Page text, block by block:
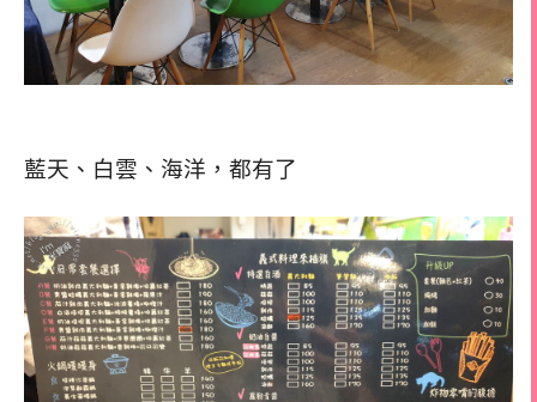
藍天、白雲、海洋，都有了